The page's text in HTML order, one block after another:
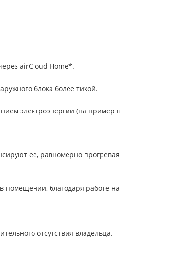
airCloud Home*.
блока более тихой.
электроэнергии (на пример в
ее, равномерно прогревая
помещении, благодаря работе на
отсутствия владельца.